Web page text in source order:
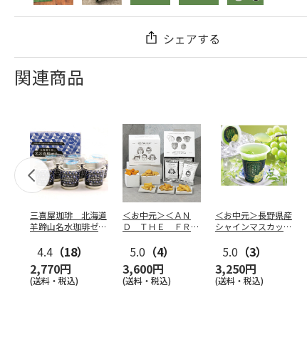
シェアする
関連商品
三喜屋珈琲 北海道
羊蹄山名水珈琲ゼリ
4.4 （18）
2,770円
(送料・税込)
＜お中元＞＜ＡＮ
Ｄ ＴＨＥ ＦＲＩ
ト５種
…
5.0 （4）
3,600円
(送料・税込)
＜お中元＞長野県産
シャインマスカット
5.0 （3）
3,250円
(送料・税込)